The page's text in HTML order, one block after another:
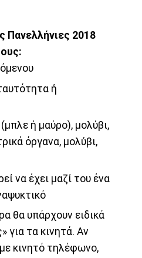
Πανελλήνιες 2018
ή
ή μαύρο), μολύβι,
όργανα, μολύβι,
να έχει μαζί του ένα
θα υπάρχουν ειδικά
για τα κινητά. Αν
κινητό τηλέφωνο,